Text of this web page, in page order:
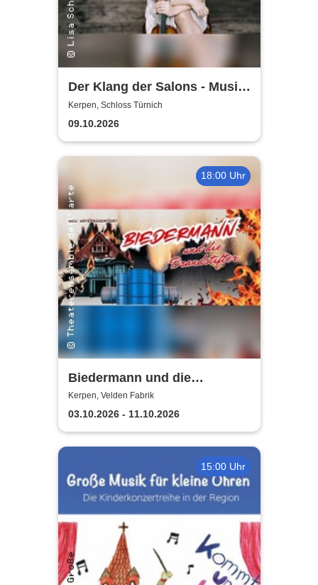
Der Klang der Salons - Musik
und Gesellschaft bei Marcel
Proust
Kerpen, Schloss Türnich
09.10.2026
18:00 Uhr
Biedermann und die
Brandstifter -
Theaterensemble dell' arte
e.V.
Kerpen, Velden Fabrik
03.10.2026 - 11.10.2026
15:00 Uhr